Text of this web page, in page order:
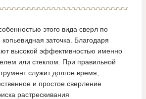
этого вида сверл по
заточка. Благодаря
высокой эффективностью именно
или стеклом. При правильной
служит долгое время,
и простое сверление
растрескивания